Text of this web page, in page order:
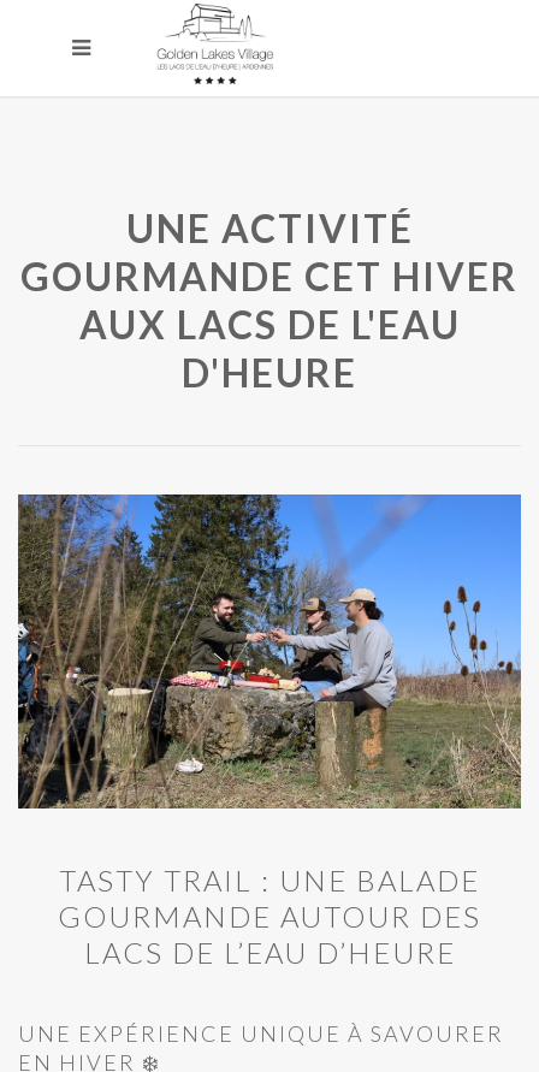
UNE ACTIVITÉ
GOURMANDE CET HIVER
AUX LACS DE L'EAU
D'HEURE
TASTY TRAIL : UNE BALADE
GOURMANDE AUTOUR DES
LACS DE L’EAU D’HEURE
UNE EXPÉRIENCE UNIQUE À SAVOURER
EN HIVER ❄️